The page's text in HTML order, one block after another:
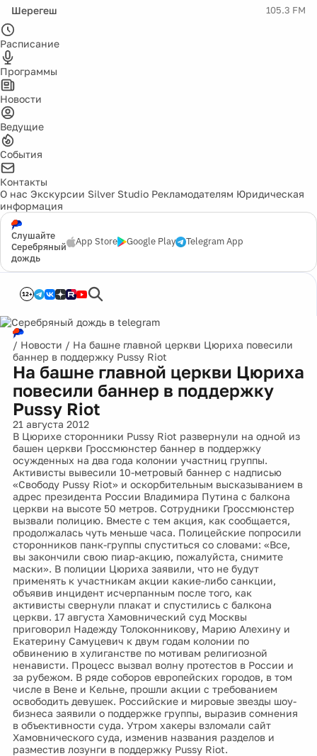
Шерегеш 105.3 FM
Расписание
Программы
Новости
Ведущие
События
Контакты
О нас Экскурсии Silver Studio Рекламодателям Юридическая
информация
Слушайте
Серебряный
дождь
App Store Google Play Telegram App
12+
/ Новости / На башне главной церкви Цюриха повесили
баннер в поддержку Pussy Riot
На башне главной церкви Цюриха
повесили баннер в поддержку
Pussy Riot
21 августа 2012
В Цюрихе сторонники Pussy Riot развернули на одной из
башен церкви Гроссмюнстер баннер в поддержку
осужденных на два года колонии участниц группы.
Активисты вывесили 10-метровый баннер с надписью
«Свободу Pussy Riot» и оскорбительным высказыванием в
адрес президента России Владимира Путина с балкона
церкви на высоте 50 метров. Сотрудники Гроссмюнстер
вызвали полицию. Вместе с тем акция, как сообщается,
продолжалась чуть меньше часа. Полицейские попросили
сторонников панк-группы спуститься со словами: «Все,
вы закончили свою пиар-акцию, пожалуйста, снимите
маски». В полиции Цюриха заявили, что не будут
применять к участникам акции какие-либо санкции,
объявив инцидент исчерпанным после того, как
активисты свернули плакат и спустились с балкона
церкви. 17 августа Хамовнический суд Москвы
приговорил Надежду Толоконникову, Марию Алехину и
Екатерину Самуцевич к двум годам колонии по
обвинению в хулиганстве по мотивам религиозной
ненависти. Процесс вызвал волну протестов в России и
за рубежом. В ряде соборов европейских городов, в том
числе в Вене и Кельне, прошли акции с требованием
освободить девушек. Российские и мировые звезды шоу-
бизнеса заявили о поддержке группы, выразив сомнения
в объективности суда. Утром хакеры взломали сайт
Хамовнического суда, изменив названия разделов и
разместив лозунги в поддержку Pussy Riot.